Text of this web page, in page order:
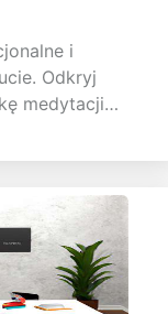
i
Odkryj
medytacji
aby
się na
rozwija
emocjonalną
sięgające
po